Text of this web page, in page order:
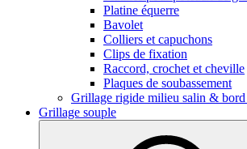
Platine équerre
Bavolet
Colliers et capuchons
Clips de fixation
Raccord, crochet et cheville
Plaques de soubassement
Grillage rigide milieu salin & bord
Grillage souple